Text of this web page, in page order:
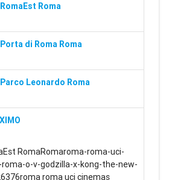
Roma
di Roma Roma
Leonardo Roma
RomaRomaroma-roma-uci-
o-v-godzilla-x-kong-the-new-
roma uci cinemas